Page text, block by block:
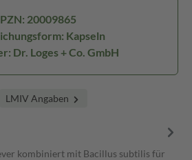
PZN: 20009865
Kapseln
Dr. Loges + Co. GmbH
LMIV Angaben
kombiniert mit Bacillus subtilis für